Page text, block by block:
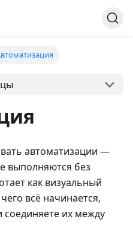
автоматизации —
выполняются без
как визуальный
всё начинается,
их между